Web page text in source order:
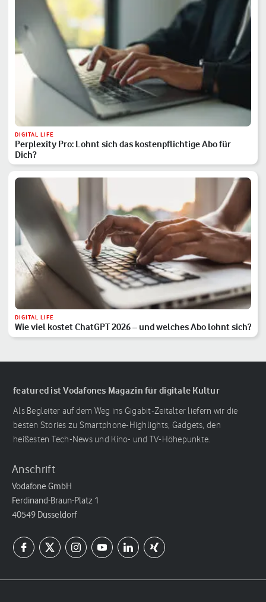
DIGITAL LIFE
Perplexity Pro: Lohnt sich das kostenpflichtige Abo für
Dich?
DIGITAL LIFE
Wie viel kostet ChatGPT 2026 – und welches Abo lohnt sich?
featured ist Vodafones Magazin für digitale Kultur
Als Begleiter auf dem Weg ins Gigabit-Zeitalter liefern wir die
besten Stories zu Smartphone-Highlights, Gadgets, den
heißesten Tech-News und Kino- und TV-Höhepunkte.
Anschrift
Vodafone GmbH
Ferdinand-Braun-Platz 1
40549 Düsseldorf